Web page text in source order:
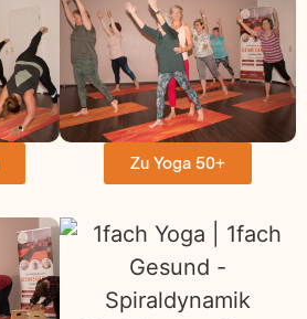
Zu Yoga 50+